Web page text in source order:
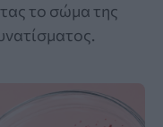
το σώμα της